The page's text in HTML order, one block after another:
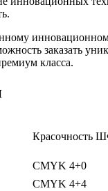
заказать
класса.
Красочность
CMYK 4+0
CMYK 4+4